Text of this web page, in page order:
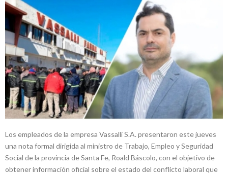
Los empleados de la empresa Vassalli S.A. presentaron este jueves
una nota formal dirigida al ministro de Trabajo, Empleo y Seguridad
Social de la provincia de Santa Fe, Roald Báscolo, con el objetivo de
obtener información oficial sobre el estado del conflicto laboral que